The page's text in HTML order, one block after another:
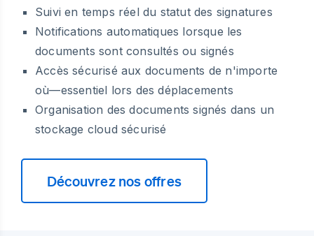
Suivi en temps réel du statut des signatures
Notifications automatiques lorsque les
documents sont consultés ou signés
Accès sécurisé aux documents de n'importe
où—essentiel lors des déplacements
Organisation des documents signés dans un
stockage cloud sécurisé
Découvrez nos offres